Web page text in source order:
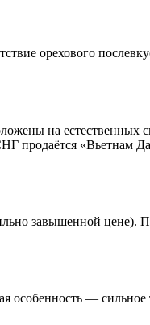
орехового
на естественных
продаётся «Вьетнам
завышенной цене).
особенность —